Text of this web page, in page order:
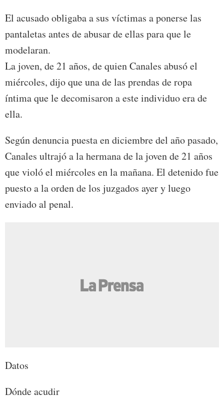
El acusado obligaba a sus víctimas a ponerse las
pantaletas antes de abusar de ellas para que le
modelaran.
La joven, de 21 años, de quien Canales abusó el
miércoles, dijo que una de las prendas de ropa
íntima que le decomisaron a este individuo era de
ella.
Según denuncia puesta en diciembre del año pasado,
Canales ultrajó a la hermana de la joven de 21 años
que violó el miércoles en la mañana. El detenido fue
puesto a la orden de los juzgados ayer y luego
enviado al penal.
Datos
Dónde acudir